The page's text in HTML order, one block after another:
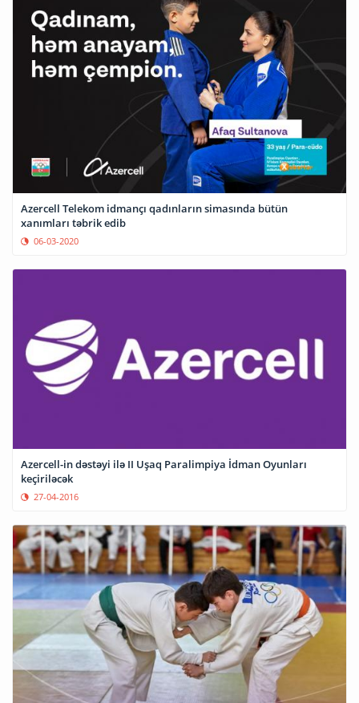
Azercell Telekom idmançı qadınların simasında bütün
xanımları təbrik edib
06-03-2020
Azercell-in dəstəyi ilə II Uşaq Paralimpiya İdman Oyunları
keçiriləcək
27-04-2016